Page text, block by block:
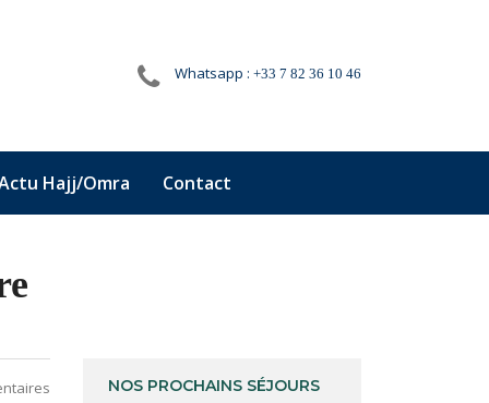
Whatsapp : +33 7 82 36 10 46
Hajj/Omra Contact
NOS PROCHAINS SÉJOURS